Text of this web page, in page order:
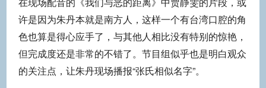
许是因为朱丹本就是南方人，这样一个有台湾口腔的角
色也算是得心应手了，与其他人相比没有特别的惊艳，
但完成度还是非常的不错了。节目组似乎也是明白观众
的关注点，让朱丹现场播报“张氏相似名字”。